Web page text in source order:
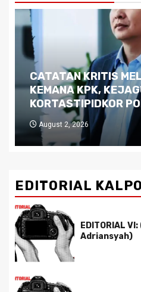
Dilema Kaltim di
Kutukan Sumber
Pemimpin yang Tak
July 29, 2026
EDITORIAL
EDITORIAL
Adriansyah)